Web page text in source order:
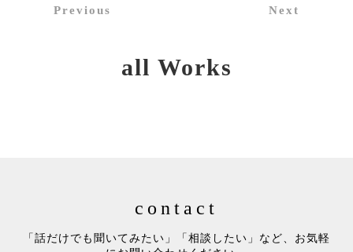
Previous Next
all Works
contact
「話だけでも聞いてみたい」「相談したい」など、お気軽